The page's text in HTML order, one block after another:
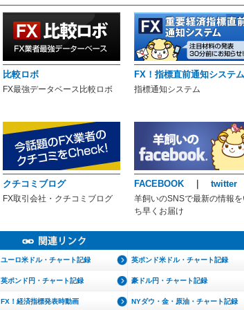
比較ロボ
FX最強データベース比較ロボ
FX！指標直前通知システム
指標通知システム
クチコミブログ
FX取引会社・クチコミブログ
FACEBOOK twitter
羊飼いのSNSで最新の情報
ち早くお届け
ユーロ米ドル・チャート記録 英ポンド米ドル・チャート記録
英ポンド円・チャート記録 豪ドル円・チャート記録
FX！経済指標発表時動画 NYダウ・金・原油・チャート記録